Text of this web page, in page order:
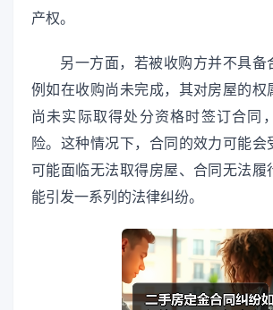
产权。
另一方面，若被收购方并不具备
例如在收购尚未完成，其对房屋的权
尚未实际取得处分资格时签订合同
险。这种情况下，合同的效力可能会
可能面临无法取得房屋、合同无法履
能引发一系列的法律纠纷。